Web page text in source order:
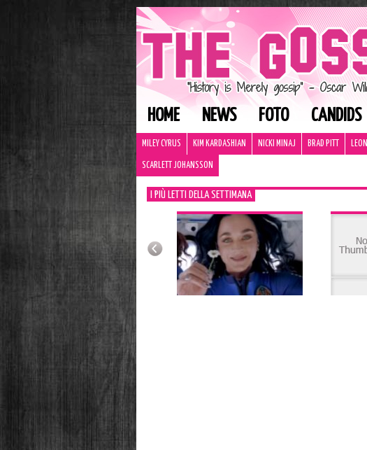
HOME NEWS FOTO CANDIDS
MILEY CYRUS KIM KARDASHIAN NICKI MINAJ BRAD PITT
SCARLETT JOHANSSON
I PIÙ LETTI DELLA SETTIMANA